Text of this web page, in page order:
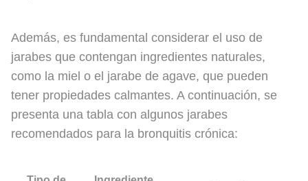
Además, es fundamental considerar el uso de
jarabes que contengan ingredientes naturales,
como la miel o el jarabe de agave, que pueden
tener propiedades calmantes. A continuación, se
presenta una tabla con algunos jarabes
recomendados para la bronquitis crónica: